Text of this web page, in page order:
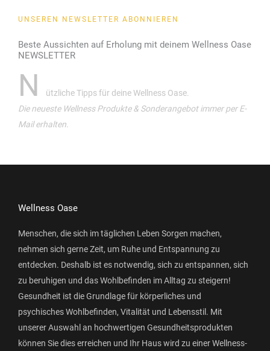
UNSEREN NEWSLETTER ABONNIEREN
Beste Aussichten auf Erholung mit deinem Wellness Oase
NEWSLETTER
N
ützliche Tipps für deine Wellness Oase.
Die neueste Wellness Produkte & Sonderangebot immer per E-
Mail erhalten.
Wellness Oase
Menschen, die sich im täglichen Leben Sorgen machen,
nehmen sich gerne Zeit, um Ruhe und Entspannung zu
entdecken. Deshalb ist es notwendig, sich zu entspannen, sich
zu beruhigen und das Wohlbefinden im Alltag zu steigern!
Gesundheit ist die Grundlage für körperliches und
psychisches Wohlbefinden, Vitalität und Lebensstil. Mit
unserer Auswahl an hochwertigen Gesundheitsprodukten
können Sie dies erreichen und Ihr Haus wird zu einer Wellness-